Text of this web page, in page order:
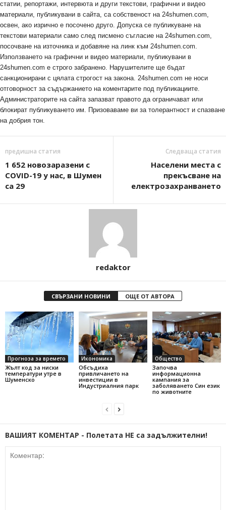
статии, репортажи, интервюта и други текстови, графични и видео
материали, публикувани в сайта, са собственост на 24shumen.com,
освен, ако изрично е посочено друго. Допуска се публикуване на
текстови материали само след писмено съгласие на 24shumen.com,
посочване на източника и добавяне на линк към 24shumen.com.
Използването на графични и видео материали, публикувани в
24shumen.com е строго забранено. Нарушителите ще бъдат
санкционирани с цялата строгост на закона. 24shumen.com не носи
отговорност за съдържанието на коментарите под публикациите.
Администраторите на сайта запазват правото да ограничават или
блокират публикуването им. Призоваваме ви за толерантност и спазване
на добрия тон.
предишна статия
1 652 новозаразени с
COVID-19 у нас, в Шумен
са 29
Следваща статия
Населени места с
прекъсване на
електрозахранването
redaktor
СВЪРЗАНИ НОВИНИ ОЩЕ ОТ АВТОРА
Прогноза за времето
Жълт код за ниски
температури утре в
Шуменско
Икономика
Обсъдиха
привличането на
инвестиции в
Индустриалния парк
Общество
Започва
информационна
кампания за
заболяването Син език
по животните
ВАШИЯТ КОМЕНТАР - Полетата НЕ са задължителни!